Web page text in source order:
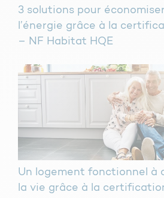
3 solutions pour
l’énergie grâce à la
– NF Habitat HQE
Un logement fonctionnel à
la vie grâce à la